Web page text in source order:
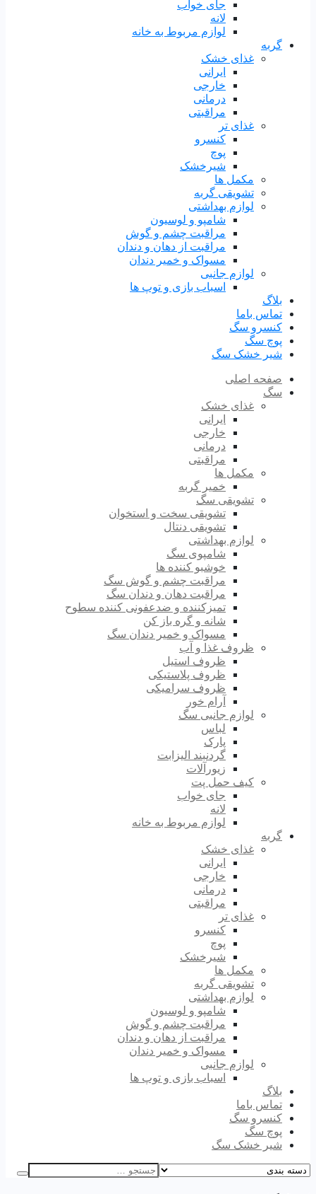
جای خواب
لانه
لوازم مربوط به خانه
گربه
غذای خشک
ایرانی
خارجی
درمانی
مراقبتی
غذای تر
کنسرو
پوچ
شیرخشک
مکمل ها
تشویقی گربه
لوازم بهداشتی
شامپو و لوسیون
مراقبت چشم و گوش
مراقبت از دهان و دندان
مسواک و خمیر دندان
لوازم جانبی
اسباب بازی و توپ ها
بلاگ
تماس باما
کنسرو سگ
پوچ سگ
شیر خشک سگ
صفحه اصلی
سگ
غذای خشک
ایرانی
خارجی
درمانی
مراقبتی
مکمل ها
خمیر گربه
تشویقی سگ
تشویقی سخت و استخوان
تشویقی دنتال
لوازم بهداشتی
شامپوی سگ
خوشبو کننده ها
مراقبت چشم و گوش سگ
مراقبت دهان و دندان سگ
تمیزکننده و ضدعفونی کننده سطوح
شانه و گره باز کن
مسواک و خمیر دندان سگ
ظروف غذا و آب
ظروف استیل
ظروف پلاستیکی
ظروف سرامیکی
آرام خور
لوازم جانبی سگ
لباس
پارک
گردنبند الیزابت
زیورآلات
کیف حمل پت
جای خواب
لانه
لوازم مربوط به خانه
گربه
غذای خشک
ایرانی
خارجی
درمانی
مراقبتی
غذای تر
کنسرو
پوچ
شیرخشک
مکمل ها
تشویقی گربه
لوازم بهداشتی
شامپو و لوسیون
مراقبت چشم و گوش
مراقبت از دهان و دندان
مسواک و خمیر دندان
لوازم جانبی
اسباب بازی و توپ ها
بلاگ
تماس باما
کنسرو سگ
پوچ سگ
شیر خشک سگ